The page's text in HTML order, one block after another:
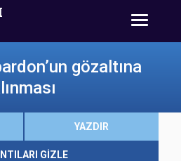
gözaltına
YAZDIR
GİZLE